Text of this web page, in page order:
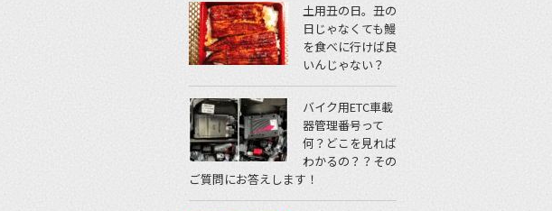
土用丑の日。丑の
日じゃなくても鰻
を食べに行けば良
いんじゃない？
バイク用ETC車載
器管理番号って
何？どこを見れば
わかるの？？その
ご質問にお答えします！